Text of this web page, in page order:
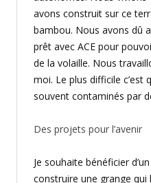
avons construit sur ce
bambou. Nous avons dû
prêt avec ACE pour
de la volaille. Nous
moi. Le plus difficile c’est
souvent contaminés par
Des projets pour l’avenir
Je souhaite bénéficier
construire une grange qui